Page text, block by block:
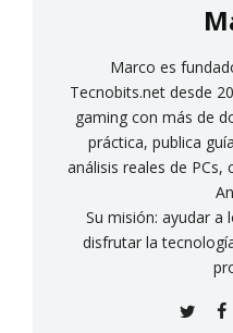
Marco es
Tecnobits.net desde
gaming con más de
práctica, publica
análisis reales de PCs,
Su misión: ayudar a
disfrutar la